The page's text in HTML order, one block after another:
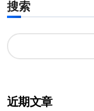
搜索
近期文章